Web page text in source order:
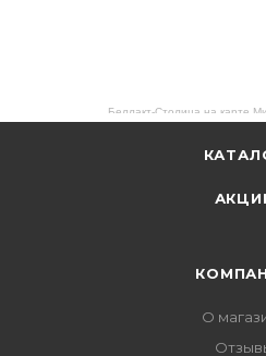
Беллакт-Столица на карте
О